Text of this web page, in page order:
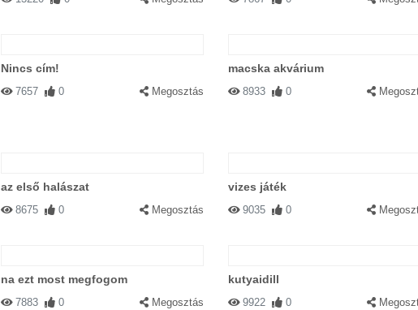
Nincs cím!
7657 0 Megosztás
macska akvárium
8933 0
az első halászat
8675 0 Megosztás
vizes játék
9035 0
na ezt most megfogom
7883 0 Megosztás
kutyaidill
9922 0